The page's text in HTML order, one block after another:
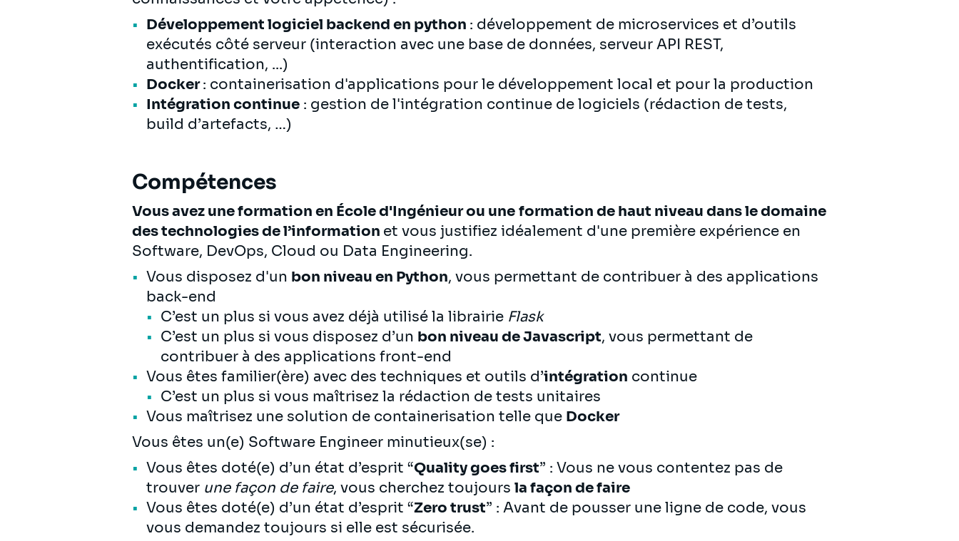
Développement logiciel backend en python : développement de microservices et d’outils
exécutés côté serveur (interaction avec une base de données, serveur API REST,
authentification, ...)
Docker: containerisation d'applications pour le développement local et pour la production
Intégration continue : gestion de l'intégration continue de logiciels (rédaction de tests,
build d’artefacts, …)
Compétences
Vous avez une formation en École d'Ingénieur ou une formation de haut niveau dans le domaine
des technologies de l’information et vous justifiez idéalement d'une première expérience en
Software, DevOps, Cloud ou Data Engineering.
Vous disposez d'un bon niveau en Python, vous permettant de contribuer à des applications
back-end
C’est un plus si vous avez déjà utilisé la librairie Flask
C’est un plus si vous disposez d’un bon niveau de Javascript, vous permettant de
contribuer à des applications front-end
Vous êtes familier(ère) avec des techniques et outils d’intégration continue
C’est un plus si vous maîtrisez la rédaction de tests unitaires
Vous maîtrisez une solution de containerisation telle que Docker
Vous êtes un(e) Software Engineer minutieux(se) :
Vous êtes doté(e) d’un état d’esprit “Quality goes first” : Vous ne vous contentez pas de
trouver une façon de faire, vous cherchez toujours la façon de faire
Vous êtes doté(e) d’un état d’esprit “Zero trust” : Avant de pousser une ligne de code, vous
vous demandez toujours si elle est sécurisée.